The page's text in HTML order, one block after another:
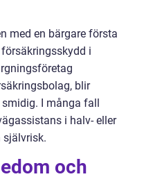
med en bärgare första
i
blir
I många fall
i halv- eller
självrisk.
och